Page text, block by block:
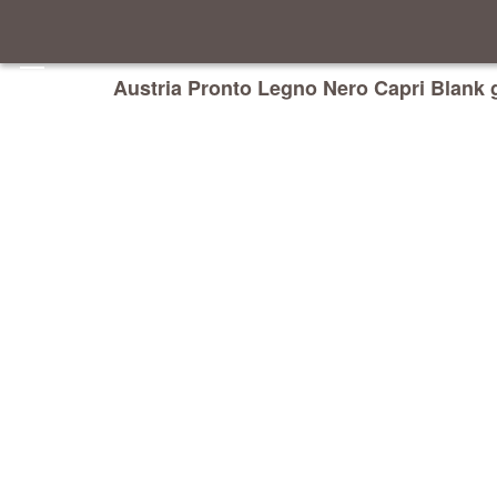
Austria Pronto Legno Nero Capri Blank